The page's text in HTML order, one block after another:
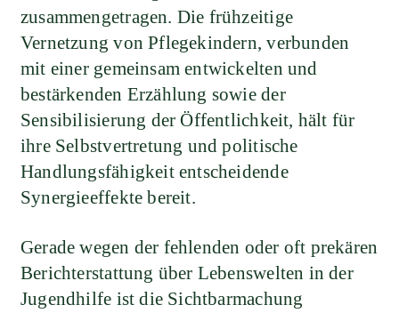
zusammengetragen. Die frühzeitige
Vernetzung von Pflegekindern, verbunden
mit einer gemeinsam entwickelten und
bestärkenden Erzählung sowie der
Sensibilisierung der Öffentlichkeit, hält für
ihre Selbstvertretung und politische
Handlungsfähigkeit entscheidende
Synergieeffekte bereit.
Gerade wegen der fehlenden oder oft prekären
Berichterstattung über Lebenswelten in der
Jugendhilfe ist die Sichtbarmachung